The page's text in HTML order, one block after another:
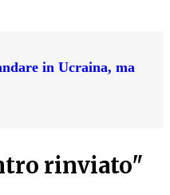
in Ucraina, ma
rinviato"